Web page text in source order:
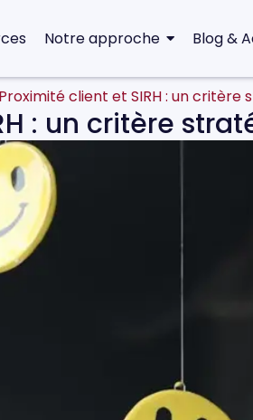
Notre approche Blog &
Proximité client et SIRH : un
: un critère